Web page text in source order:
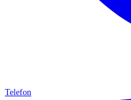
Telefon